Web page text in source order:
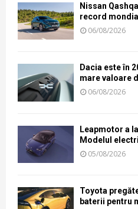
Nissan
record
06/08/2026
Dacia este în
mare valoare
06/08/2026
Leapmotor a
Modelul
05/08/2026
Toyota
baterii pentru